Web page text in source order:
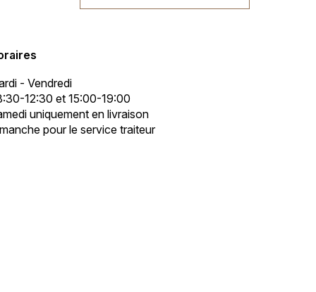
- Vendredi
12:30 et 15:00-19:00
uniquement en livraison
pour le service traiteur